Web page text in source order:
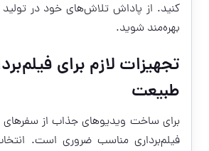
کنید. از پاداش تلاش‌های خود در
بهره‌مند شوید.
تجهیزات لازم برای
طبیعت
برای ساخت ویدیوهای جذاب از سفرهای
فیلم‌برداری مناسب ضروری است.